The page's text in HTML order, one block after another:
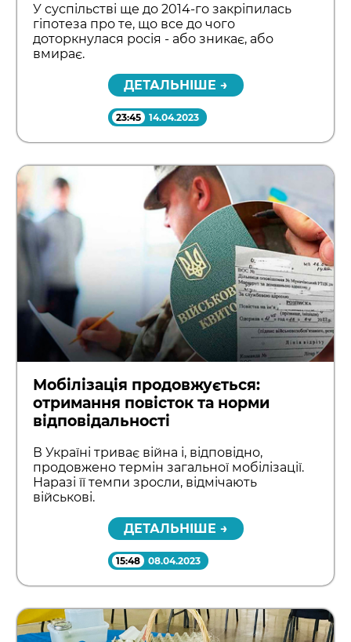
У суспільстві ще до 2014-го закріпилась
гіпотеза про те, що все до чого
доторкнулася росія - або зникає, або
вмирає.
ДЕТАЛЬНІШЕ →
23:45 14.04.2023
Мобілізація продовжується:
отримання повісток та норми
відповідальності
В Україні триває війна і, відповідно,
продовжено термін загальної мобілізації.
Наразі її темпи зросли, відмічають
військові.
ДЕТАЛЬНІШЕ →
15:48 08.04.2023